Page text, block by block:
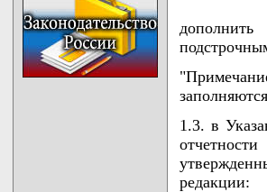
1.3. в
редакции: